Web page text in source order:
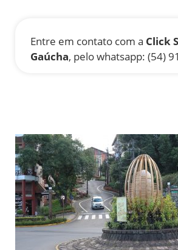
Entre em contato com a Click
Gaúcha, pelo whatsapp: (54)